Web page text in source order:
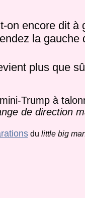
on encore dit à
la gauche
plus que
Trump à
de direction
du little big